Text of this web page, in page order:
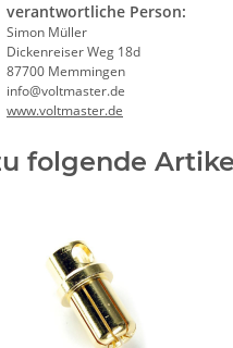
verantwortliche Person:
Simon Müller
Dickenreiser Weg 18d
87700 Memmingen
info@voltmaster.de
www.voltmaster.de
folgende